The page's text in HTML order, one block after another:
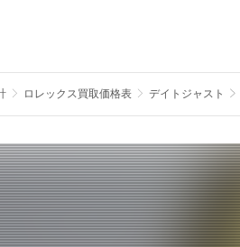
ロレックス買取価格表 デイトジャスト